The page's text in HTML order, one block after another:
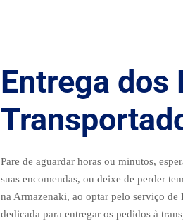
Entrega dos
Pare de aguardar horas ou minutos,
suas encomendas, ou deixe de perder
na Armazenaki, ao optar pelo serviço de
dedicada para entregar os pedidos à